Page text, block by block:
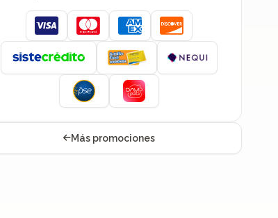
Visa MastercardAmerican Express
Discover
Más promociones